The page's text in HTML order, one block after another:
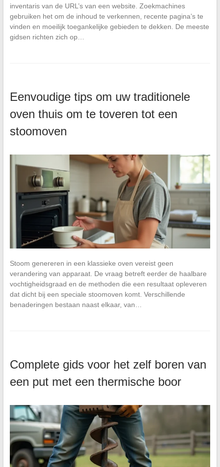
inventaris van de URL’s van een website. Zoekmachines
gebruiken het om de inhoud te verkennen, recente pagina’s te
vinden en moeilijk toegankelijke gebieden te dekken. De meeste
gidsen richten zich op…
Eenvoudige tips om uw traditionele
oven thuis om te toveren tot een
stoomoven
Stoom genereren in een klassieke oven vereist geen
verandering van apparaat. De vraag betreft eerder de haalbare
vochtigheidsgraad en de methoden die een resultaat opleveren
dat dicht bij een speciale stoomoven komt. Verschillende
benaderingen bestaan naast elkaar, van…
Complete gids voor het zelf boren van
een put met een thermische boor